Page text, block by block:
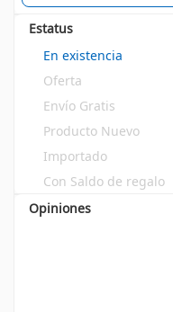
Estatus
En existencia
Oferta
Envío Gratis
Producto Nuevo
Importado
Con Saldo de regalo
Opiniones